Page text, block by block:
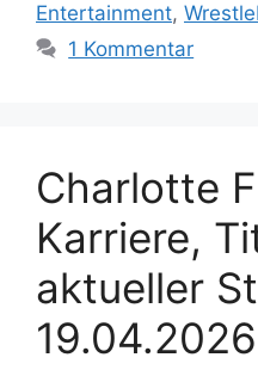
Entertainment,
1 Kommentar
Charlotte
Karriere,
aktueller
19.04.2026